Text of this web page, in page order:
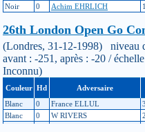
Noir
0 Achim EHRLICH
26th London Open Go
(Londres, 31-12-1998) niveau
avant : -251, après : -20 /
Inconnu)
Couleur Hd Adversaire
Blanc
0 France ELLUL
Blanc
0 W RIVERS